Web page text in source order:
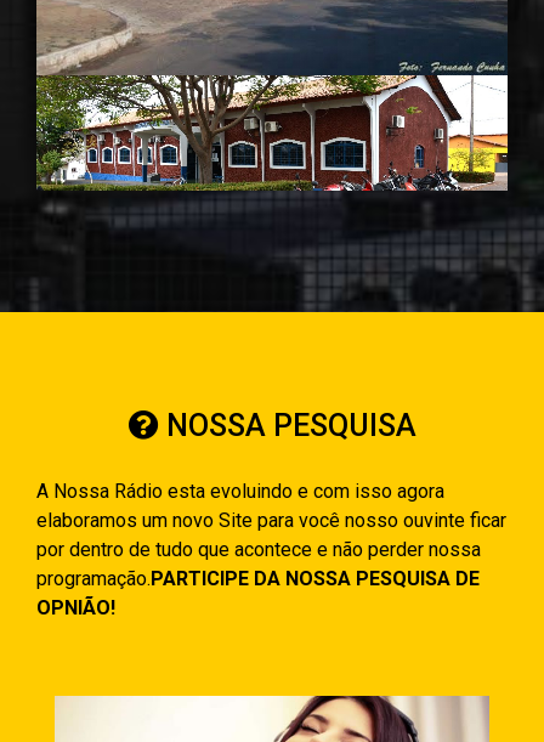
NOSSA PESQUISA
A Nossa Rádio esta evoluindo e com isso agora
elaboramos um novo Site para você nosso ouvinte ficar
por dentro de tudo que acontece e não perder nossa
programação.PARTICIPE DA NOSSA PESQUISA DE
OPNIÃO!